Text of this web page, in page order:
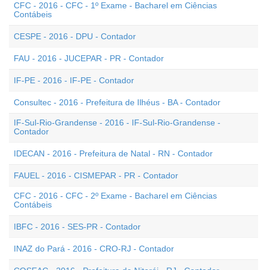
CFC - 2016 - CFC - 1º Exame - Bacharel em Ciências
Contábeis
CESPE - 2016 - DPU - Contador
FAU - 2016 - JUCEPAR - PR - Contador
IF-PE - 2016 - IF-PE - Contador
Consultec - 2016 - Prefeitura de Ilhéus - BA - Contador
IF-Sul-Rio-Grandense - 2016 - IF-Sul-Rio-Grandense -
Contador
IDECAN - 2016 - Prefeitura de Natal - RN - Contador
FAUEL - 2016 - CISMEPAR - PR - Contador
CFC - 2016 - CFC - 2º Exame - Bacharel em Ciências
Contábeis
IBFC - 2016 - SES-PR - Contador
INAZ do Pará - 2016 - CRO-RJ - Contador